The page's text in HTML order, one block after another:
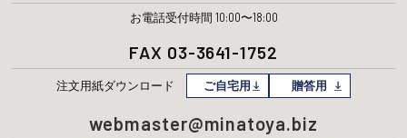
お電話受付時間 10:00〜18:00
FAX 03-3641-1752
注文用紙ダウンロード ご自宅用 贈答用
webmaster@minatoya.biz